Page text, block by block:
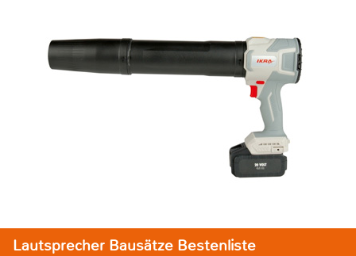
Lautsprecher Bausätze Bestenliste